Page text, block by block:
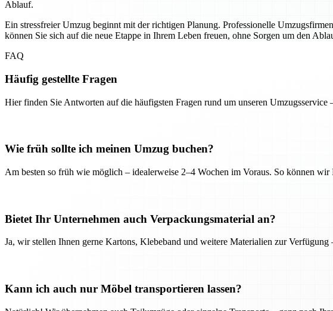
Ablauf.
Ein stressfreier Umzug beginnt mit der richtigen Planung. Professionelle
können Sie sich auf die neue Etappe in Ihrem Leben freuen, ohne Sorgen um den
FAQ
Häufig gestellte Fragen
Hier finden Sie Antworten auf die häufigsten Fragen rund um unseren Umzugsservice
Wie früh sollte ich meinen Umzug buchen?
Am besten so früh wie möglich – idealerweise 2–4 Wochen im Voraus. So können
Bietet Ihr Unternehmen auch Verpackungsmaterial an?
Ja, wir stellen Ihnen gerne Kartons, Klebeband und weitere Materialien zur
Kann ich auch nur Möbel transportieren lassen?